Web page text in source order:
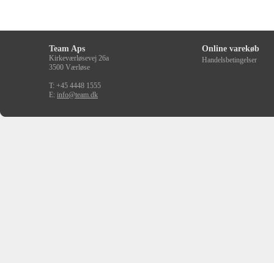
Team Aps
Kirkeværløsevej 26a
3500 Værløse
T: +45 4448 1555
E: info@team.dk
Online varekøb
Handelsbetingelser